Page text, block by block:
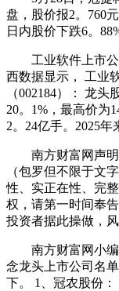
盘，股价报2。760
日内股价下跌6。
工业软件上市公
西数据显示， 工业
（002184）： 龙
20。1%，最高价为
2。24亿手。2025年
南方财富网声明
（包罗但不限于文
性、实正在性、完
权，请第一时间奉
投资者据此操做，风
南方财富网小编
念龙头上市公司名
下。 1、冠农股份